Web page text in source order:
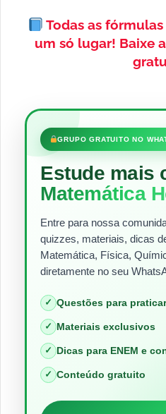
Todas as
um só lugar! Baixe
GRUPO GRATUITO NO
Estude mais
Matemática
Entre para nossa
quizzes, materiais, dicas
Matemática, Física,
diretamente no seu
✓ Questões para praticar
✓ Materiais exclusivos
✓ Dicas para ENEM e
✓ Conteúdo gratuito